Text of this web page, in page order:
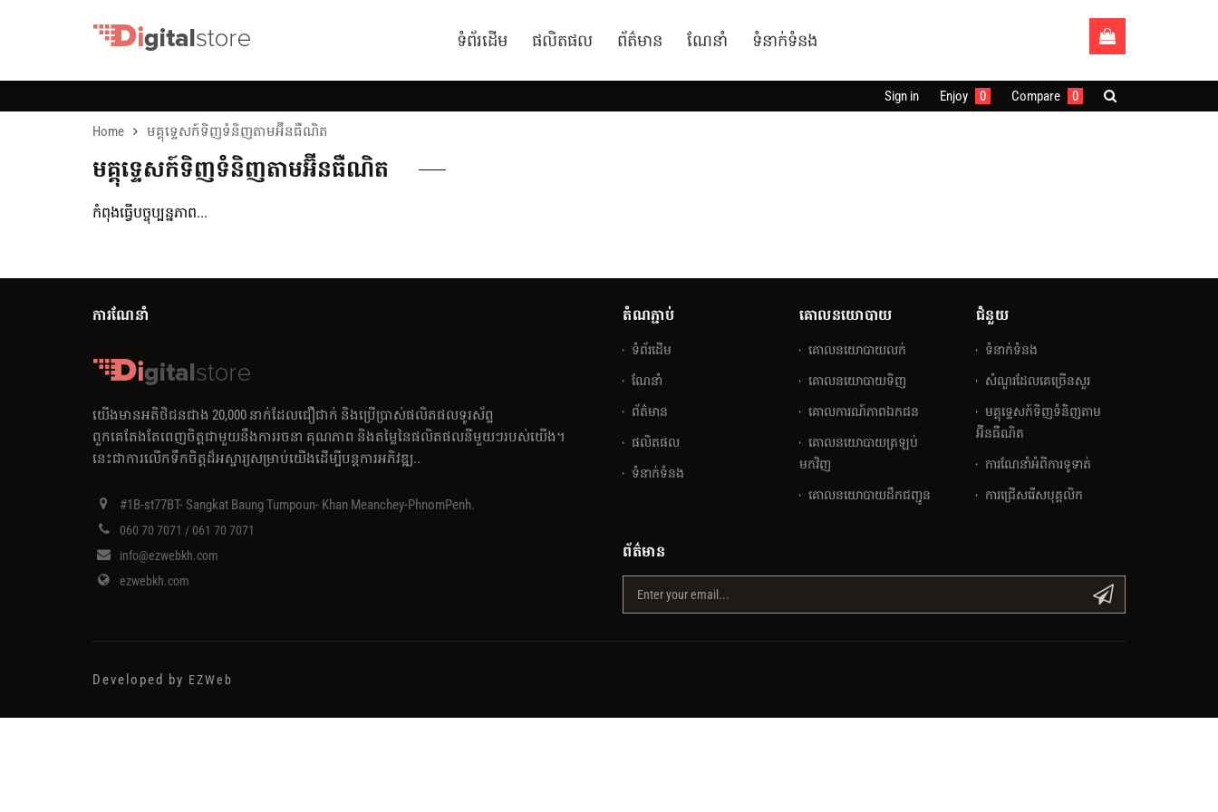
ទំព័រដើម ផលិតផល ព័ត៌មាន ណែនាំ ទំនាក់ទំនង
Sign in Enjoy 0 Compare 0
Home មគ្គុទ្ទេសក៍ទិញទំនិញតាមអ៊ីនធឺណិត
មគ្គុទ្ទេសក៍ទិញទំនិញតាមអ៊ីនធឺណិត
កំពុងធ្វើបច្ចុប្បន្នភាព...
ការណែនាំ
យើងមានអតិថិជនជាង 20,000 នាក់ដែលជឿជាក់ និងប្រើប្រាស់ផលិតផលទូរស័ព្ទ
ពួកគេតែងតែពេញចិត្តជាមួយនឹងការរចនា គុណភាព និងតម្លៃនៃផលិតផលនីមួយៗរបស់យើង។
នេះ​ជា​ការ​លើក​ទឹក​ចិត្ត​ដ៏​អស្ចារ្យ​សម្រាប់​យើង​ដើម្បី​បន្ត​ការ​អភិវឌ្ឍ..
#1B-st77BT- Sangkat Baung Tumpoun- Khan Meanchey-PhnomPenh.
060 70 7071 / 061 70 7071
info@ezwebkh.com
ezwebkh.com
តំណភ្ជាប់
ទំព័រដើម
ណែនាំ
ព័ត៌មាន
ផលិតផល
ទំនាក់ទំនង
គោលនយោបាយ
គោលនយោបាយលក់
គោលនយោបាយទិញ
គោលការណ៍​ភាព​ឯកជន
គោលនយោបាយត្រឡប់
មកវិញ
គោលនយោបាយដឹកជញ្ជូន
ជំនួយ
ទំនាក់ទំនង
សំណួរ​ដែលគេ​ច្រើន​សួរ
មគ្គុទ្ទេសក៍ទិញទំនិញតាម
អ៊ីនធឺណិត
ការណែនាំអំពីការទូទាត់
ការជ្រើសរើសបុគ្គលិក
ព័ត៌មាន
Developed by EZWeb